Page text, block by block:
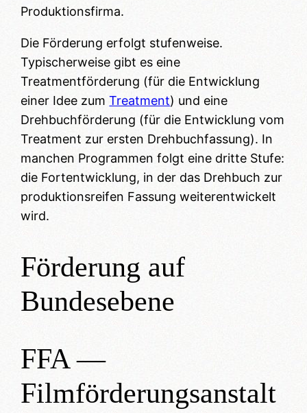
Produktionsfirma.
Die Förderung erfolgt stufenweise.
Typischerweise gibt es eine
Treatmentförderung (für die Entwicklung
einer Idee zumTreatment) und eine
Drehbuchförderung (für die Entwicklung vom
Treatment zur ersten Drehbuchfassung). In
manchen Programmen folgt eine dritte Stufe:
die Fortentwicklung, in der das Drehbuch zur
produktionsreifen Fassung weiterentwickelt
wird.
Förderung auf
Bundesebene
FFA —
Filmförderungsanstalt